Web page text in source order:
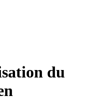
du